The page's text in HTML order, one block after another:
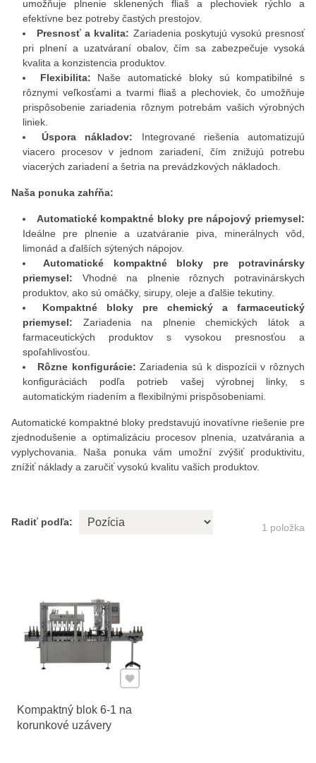
umožňuje plnenie sklenených fliaš a plechoviek rýchlo a
efektívne bez potreby častých prestojov.
Presnosť a kvalita: Zariadenia poskytujú vysokú presnosť
pri plnení a uzatváraní obalov, čím sa zabezpečuje vysoká
kvalita a konzistencia produktov.
Flexibilita: Naše automatické bloky sú kompatibilné s
rôznymi veľkosťami a tvarmi fliaš a plechoviek, čo umožňuje
prispôsobenie zariadenia rôznym potrebám vašich výrobných
liniek.
Úspora nákladov: Integrované riešenia automatizujú
viacero procesov v jednom zariadení, čím znižujú potrebu
viacerých zariadení a šetria na prevádzkových nákladoch.
Naša ponuka zahŕňa:
Automatické kompaktné bloky pre nápojový priemysel:
Ideálne pre plnenie a uzatváranie piva, minerálnych vôd,
limonád a ďalších sýtených nápojov.
Automatické kompaktné bloky pre potravinársky
priemysel: Vhodné na plnenie rôznych potravinárskych
produktov, ako sú omáčky, sirupy, oleje a ďalšie tekutiny.
Kompaktné bloky pre chemický a farmaceutický
priemysel: Zariadenia na plnenie chemických látok a
farmaceutických produktov s vysokou presnosťou a
spoľahlivosťou.
Rôzne konfigurácie: Zariadenia sú k dispozícii v rôznych
konfiguráciách podľa potrieb vašej výrobnej linky, s
automatickým riadením a flexibilnými prispôsobeniami.
Automatické kompaktné bloky predstavujú inovatívne riešenie pre
zjednodušenie a optimalizáciu procesov plnenia, uzatvárania a
vyplychovania. Naša ponuka vám umožní zvýšiť produktivitu,
znížiť náklady a zaručiť vysokú kvalitu vašich produktov.
Radiť podľa: 1 položka
Kompaktný blok 6-1 na
korunkové uzávery
Pridať k Obľúbeným